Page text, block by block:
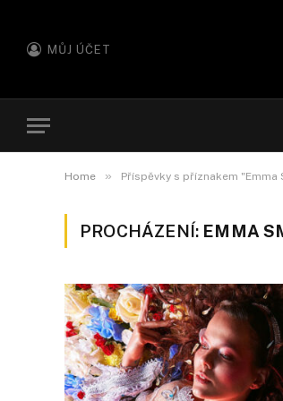
MŮJ ÚČET
Home » Příspěvky s příznakem "Emma
PROCHÁZENÍ: EMMA